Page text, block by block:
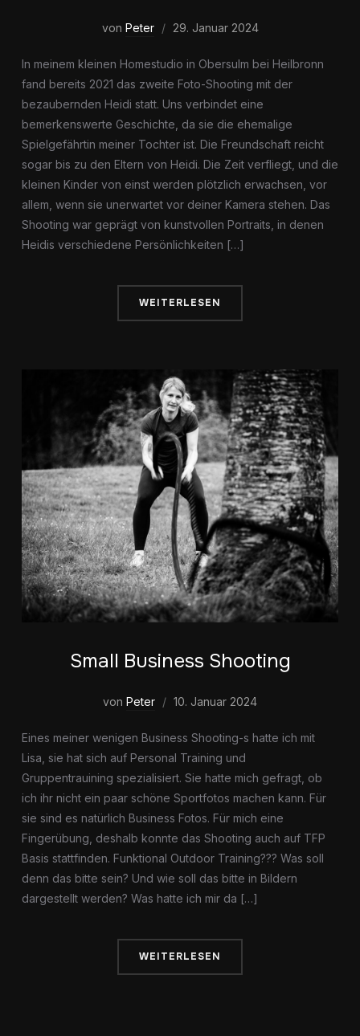
von Peter 29. Januar 2024
In meinem kleinen Homestudio in Obersulm bei Heilbronn
fand bereits 2021 das zweite Foto-Shooting mit der
bezaubernden Heidi statt. Uns verbindet eine
bemerkenswerte Geschichte, da sie die ehemalige
Spielgefährtin meiner Tochter ist. Die Freundschaft reicht
sogar bis zu den Eltern von Heidi. Die Zeit verfliegt, und die
kleinen Kinder von einst werden plötzlich erwachsen, vor
allem, wenn sie unerwartet vor deiner Kamera stehen. Das
Shooting war geprägt von kunstvollen Portraits, in denen
Heidis verschiedene Persönlichkeiten […]
WEITERLESEN
Small Business Shooting
von Peter 10. Januar 2024
Eines meiner wenigen Business Shooting-s hatte ich mit
Lisa, sie hat sich auf Personal Training und
Gruppentrauining spezialisiert. Sie hatte mich gefragt, ob
ich ihr nicht ein paar schöne Sportfotos machen kann. Für
sie sind es natürlich Business Fotos. Für mich eine
Fingerübung, deshalb konnte das Shooting auch auf TFP
Basis stattfinden. Funktional Outdoor Training??? Was soll
denn das bitte sein? Und wie soll das bitte in Bildern
dargestellt werden? Was hatte ich mir da […]
WEITERLESEN